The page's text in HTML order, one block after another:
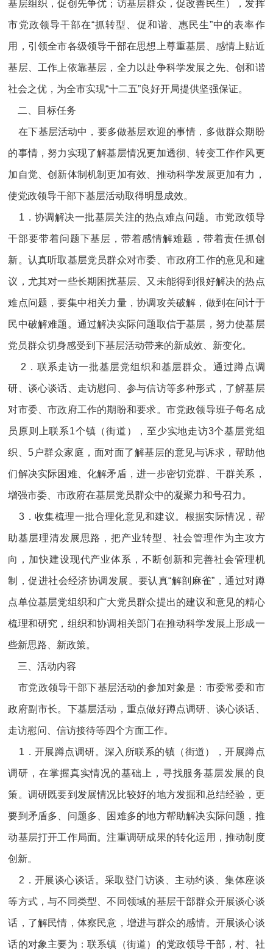
基层组织，促创先争优；访基层群众，促改善民生），发挥
市党政领导干部在“抓转型、促和谐、惠民生”中的表率作
用，引领全市各级领导干部在思想上尊重基层、感情上贴近
基层、工作上依靠基层，全力以赴争科学发展之先、创和谐
社会之优，为全市实现“十二五”良好开局提供坚强保证。
二、目标任务
在下基层活动中，要多做基层欢迎的事情，多做群众期盼
的事情，努力实现了解基层情况更加透彻、转变工作作风更
加自觉、创新体制机制更加有效、推动科学发展更加有力，
使党政领导干部下基层活动取得明显成效。
1．协调解决一批基层关注的热点难点问题。市党政领导
干部要带着问题下基层，带着感情解难题，带着责任抓创
新。认真听取基层党员群众对市委、市政府工作的意见和建
议，尤其对一些长期困扰基层、又未能得到很好解决的热点
难点问题，要集中相关力量，协调攻关破解，做到在问计于
民中破解难题。通过解决实际问题取信于基层，努力使基层
党员群众切身感受到下基层活动带来的新成效、新变化。
2．联系走访一批基层党组织和基层群众。通过蹲点调
研、谈心谈话、走访慰问、参与信访等多种形式，了解基层
对市委、市政府工作的期盼和要求。市党政领导班子每名成
员原则上联系1个镇（街道），至少实地走访3个基层党组
织、5户群众家庭，面对面了解基层的意见与诉求，帮助他
们解决实际困难、化解矛盾，进一步密切党群、干群关系，
增强市委、市政府在基层党员群众中的凝聚力和号召力。
3．收集梳理一批合理化意见和建议。根据实际情况，帮
助基层理清发展思路，把产业转型、社会管理作为主攻方
向，加快建设现代产业体系，不断创新和完善社会管理机
制，促进社会经济协调发展。要认真“解剖麻雀”，通过对蹲
点单位基层党组织和广大党员群众提出的建议和意见的精心
梳理和研究，组织和协调相关部门在推动科学发展上形成一
些新思路、新政策。
三、活动内容
市党政领导干部下基层活动的参加对象是：市委常委和市
政府副市长。下基层活动，重点做好蹲点调研、谈心谈话、
走访慰问、信访接待等四个方面工作。
1．开展蹲点调研。深入所联系的镇（街道），开展蹲点
调研，在掌握真实情况的基础上，寻找服务基层发展的良
策。调研既要到发展情况比较好的地方发掘和总结经验，更
要到矛盾多、问题多、困难多的地方帮助解决实际问题，推
动基层打开工作局面。注重调研成果的转化运用，推动制度
创新。
2．开展谈心谈话。采取登门访谈、主动约谈、集体座谈
等方式，与不同类型、不同领域的基层干部群众开展谈心谈
话，了解民情，体察民意，增进与群众的感情。开展谈心谈
话的对象主要为：联系镇（街道）的党政领导干部，村、社